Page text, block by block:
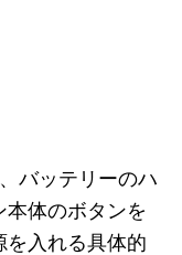
バッテリーのハ
体のボタンを
を入れる具体的